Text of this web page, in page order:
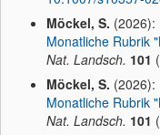
Möckel, S. (2026):
Monatliche Rubrik
Nat. Landsch. 101
Möckel, S. (2026):
Monatliche Rubrik
Nat. Landsch. 101